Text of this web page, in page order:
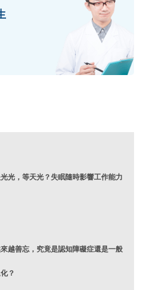
光，等天光？失眠隨時影響工作能力
越善忘，究竟是認知障礙症還是一般
？